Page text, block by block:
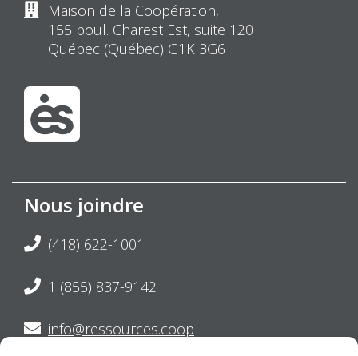
Maison de la Coopération,
155 boul. Charest Est, suite 120
Québec (Québec) G1K 3G6
Nous joindre
(418) 622-1001
1 (855) 837-9142
info@ressources.coop